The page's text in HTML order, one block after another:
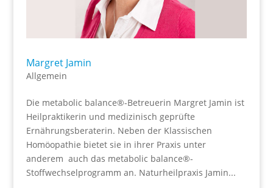
Margret Jamin
Allgemein
Die metabolic balance®-Betreuerin Margret Jamin ist
Heilpraktikerin und medizinisch geprüfte
Ernährungsberaterin. Neben der Klassischen
Homöopathie bietet sie in ihrer Praxis unter
anderem auch das metabolic balance®-
Stoffwechselprogramm an. Naturheilpraxis Jamin...